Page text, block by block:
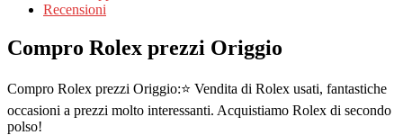
Recensioni
Compro Rolex prezzi Origgio
Compro Rolex prezzi Origgio:⭐ Vendita di Rolex usati, fantastiche
occasioni a prezzi molto interessanti. Acquistiamo Rolex di secondo
polso!